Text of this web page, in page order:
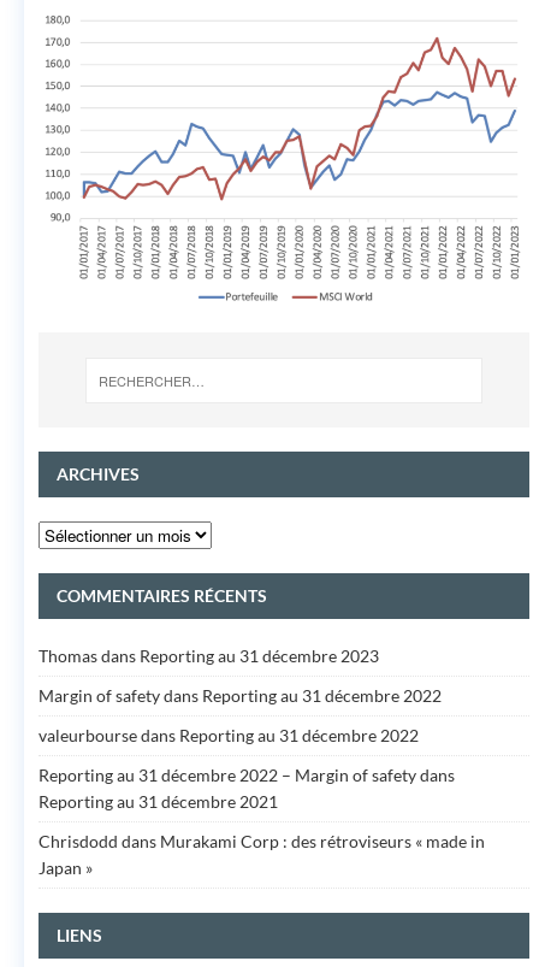
ARCHIVES
COMMENTAIRES RÉCENTS
Thomasdans Reporting au 31 décembre 2023
Margin of safetydans Reporting au 31 décembre 2022
valeurboursedans Reporting au 31 décembre 2022
Reporting au 31 décembre 2022 – Margin of safetydans
Reporting au 31 décembre 2021
Chrisdodd dans Murakami Corp : des rétroviseurs « made in
Japan »
LIENS